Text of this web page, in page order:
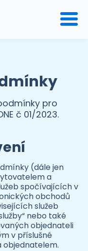
pro
č 01/2023.
(dále jen
a
spočívajících v
obchodů
služeb
nebo také
objednateli
v příslušné
objednatelem.